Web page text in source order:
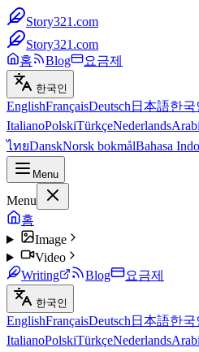
Story321.com
Story321.com
홈
Blog 요금제
한국인
EnglishFrançaisDeutsch 日本語한국
ItalianoPolskiTürkçeNederlands
ไทยDanskNorsk bokmålBahasa
Menu
Menu
홈
Image
Video
Writing
Blog 요금제
한국인
EnglishFrançaisDeutsch 日本語한국
ItalianoPolskiTürkçeNederlands